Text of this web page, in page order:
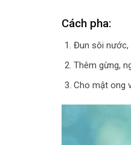
Cách pha:
Đun sôi nước,
Thêm gừng,
Cho mật ong